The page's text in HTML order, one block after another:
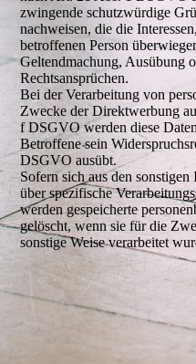
zwingende schutzwürdige
nachweisen, die die
betroffenen Person
Geltendmachung, Ausübung
Rechtsansprüchen.
Bei der Verarbeitung von
Zwecke der Direktwerbung
f DSGVO werden diese
Betroffene sein
DSGVO ausübt.
Sofern sich aus den
über spezifische
werden gespeicherte
gelöscht, wenn sie für die
sonstige Weise verarbeitet